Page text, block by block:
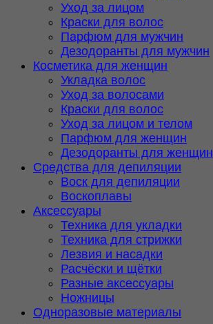
Уход за лицом
Краски для волос
Парфюм для мужчин
Дезодоранты для мужчин
Косметика для женщин
Укладка волос
Уход за волосами
Краски для волос
Уход за лицом и телом
Парфюм для женщин
Дезодоранты для женщин
Средства для депиляции
Воск для депиляции
Воскоплавы
Аксессуары
Техника для укладки
Техника для стрижки
Лезвия и насадки
Расчёски и щётки
Разные аксессуары
Ножницы
Одноразовые материалы